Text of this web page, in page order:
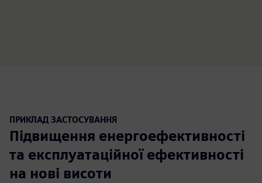
ПРИКЛАД ЗАСТОСУВАННЯ
Підвищення енергоефективності
та експлуатаційної ефективності
на нові висоти